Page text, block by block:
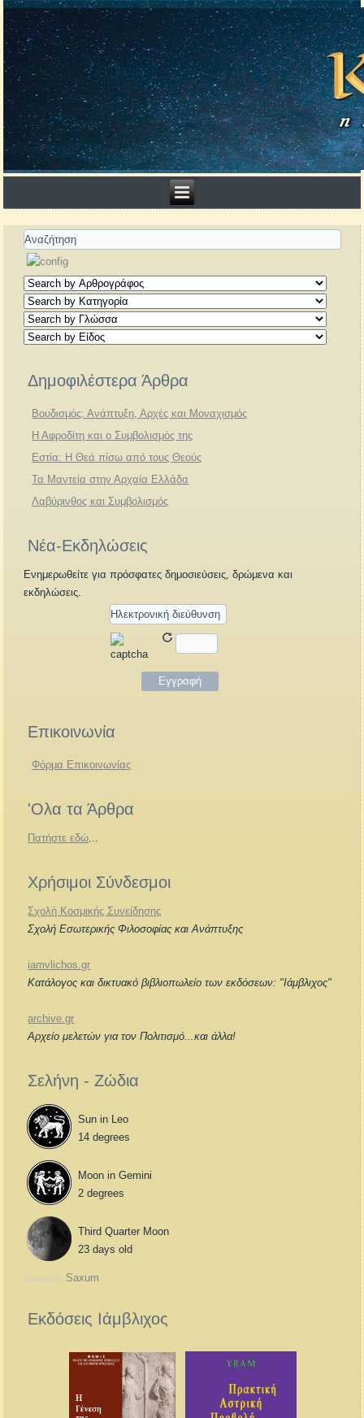
Δημοφιλέστερα Άρθρα
Βουδισμός: Ανάπτυξη, Αρχές και Μοναχισμός
Η Αφροδίτη και ο Συμβολισμός της
Εστία: Η Θεά πίσω από τους Θεούς
Τα Μαντεία στην Αρχαία Ελλάδα
Λαβύρινθος και Συμβολισμός
Νέα-Εκδηλώσεις
Ενημερωθείτε για πρόσφατες δημοσιεύσεις, δρώμενα και
εκδηλώσεις.
Επικοινωνία
Φόρμα Επικοινωνίας
'Ολα τα Άρθρα
Πατήστε εδώ...
Χρήσιμοι Σύνδεσμοι
Σχολή Κοσμικής Συνείδησης
Σχολή Εσωτερικής Φιλοσοφίας και Ανάπτυξης
iamvlichos.gr
Κατάλογος και δικτυακό βιβλιοπωλείο των εκδόσεων: "Ιάμβλιχος"
archive.gr
Αρχείο μελετών για τον Πολιτισμό...και άλλα!
Σελήνη - Ζώδια
Sun in Leo
14 degrees
Moon in Gemini
2 degrees
Third Quarter Moon
23 days old
Powered by Saxum
Εκδόσεις Ιάμβλιχος